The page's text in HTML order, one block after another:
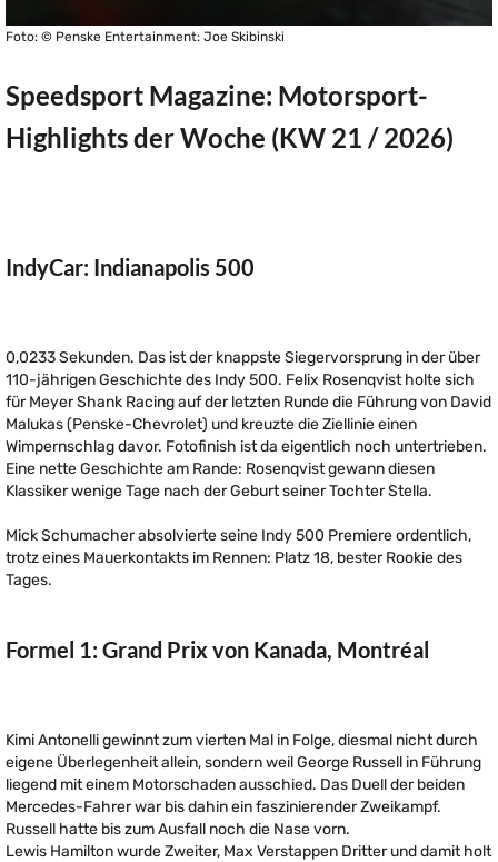
Foto: © Penske Entertainment: Joe Skibinski
Speedsport Magazine: Motorsport-
Highlights der Woche (KW 21 / 2026)
IndyCar: Indianapolis 500
0,0233 Sekunden. Das ist der knappste Siegervorsprung in der über
110-jährigen Geschichte des Indy 500. Felix Rosenqvist holte sich
für Meyer Shank Racing auf der letzten Runde die Führung von David
Malukas (Penske-Chevrolet) und kreuzte die Ziellinie einen
Wimpernschlag davor. Fotofinish ist da eigentlich noch untertrieben.
Eine nette Geschichte am Rande: Rosenqvist gewann diesen
Klassiker wenige Tage nach der Geburt seiner Tochter Stella.
Mick Schumacher absolvierte seine Indy 500 Premiere ordentlich,
trotz eines Mauerkontakts im Rennen: Platz 18, bester Rookie des
Tages.
Formel 1: Grand Prix von Kanada, Montréal
Kimi Antonelli gewinnt zum vierten Mal in Folge, diesmal nicht durch
eigene Überlegenheit allein, sondern weil George Russell in Führung
liegend mit einem Motorschaden ausschied. Das Duell der beiden
Mercedes-Fahrer war bis dahin ein faszinierender Zweikampf.
Russell hatte bis zum Ausfall noch die Nase vorn.
Lewis Hamilton wurde Zweiter, Max Verstappen Dritter und damit holt